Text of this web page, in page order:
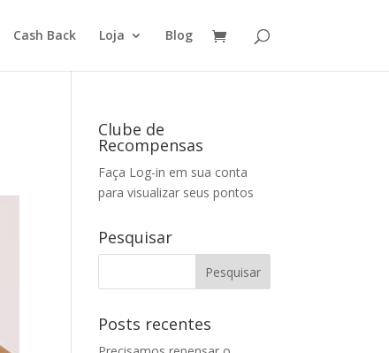
Cash Back Loja Blog
Clube de
Recompensas
Faça Log-in em sua conta
para visualizar seus pontos
Pesquisar
Posts recentes